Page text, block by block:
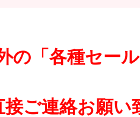
の「各種セー
ご連絡お願い